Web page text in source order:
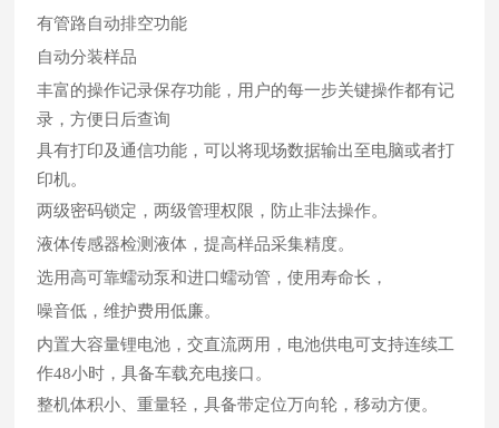
有管路自动排空功能
自动分装样品
丰富的操作记录保存功能，用户的每一步关键操作都有记
录，方便日后查询
具有打印及通信功能，可以将现场数据输出至电脑或者打
印机。
两级密码锁定，两级管理权限，防止非法操作。
液体传感器检测液体，提高样品采集精度。
选用高可靠蠕动泵和进口蠕动管，使用寿命长，
噪音低，维护费用低廉。
内置大容量锂电池，交直流两用，电池供电可支持连续工
作48小时，具备车载充电接口。
整机体积小、重量轻，具备带定位万向轮，移动方便。